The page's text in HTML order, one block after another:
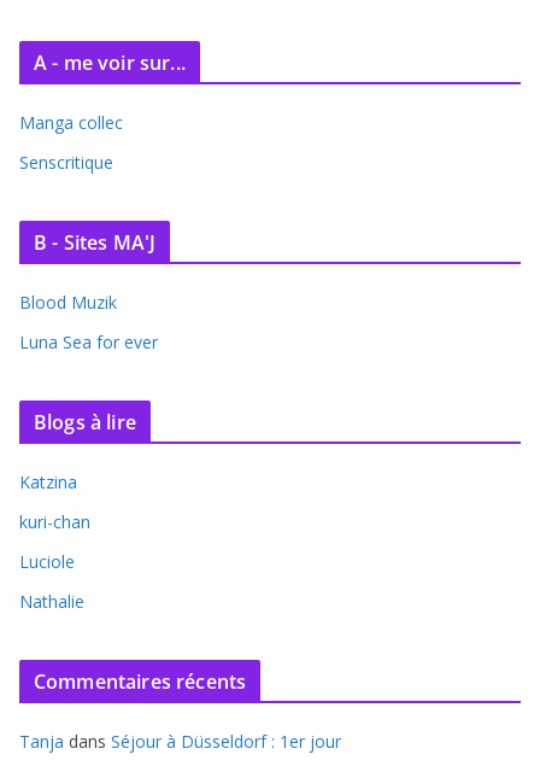
A - me voir sur...
Manga collec
Senscritique
B - Sites MA'J
Blood Muzik
Luna Sea for ever
Blogs à lire
Katzina
kuri-chan
Luciole
Nathalie
Commentaires récents
Tanja dans Séjour à Düsseldorf : 1er jour